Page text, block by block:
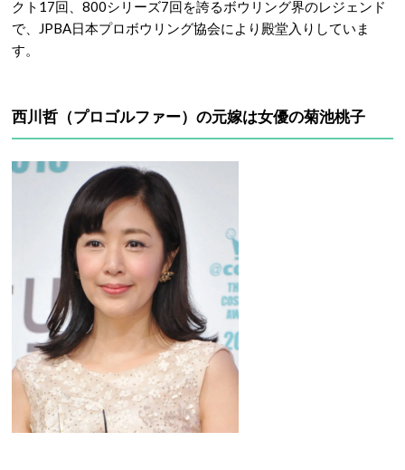
クト17回、800シリーズ7回を誇るボウリング界のレジェンド
で、JPBA日本プロボウリング協会により殿堂入りしていま
す。
西川哲（プロゴルファー）の元嫁は女優の菊池桃子